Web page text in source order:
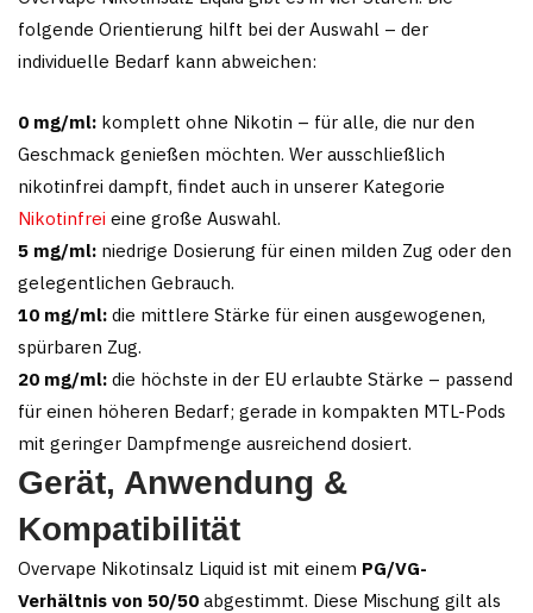
folgende Orientierung hilft bei der Auswahl – der
individuelle Bedarf kann abweichen:
0 mg/ml: komplett ohne Nikotin – für alle, die nur den
Geschmack genießen möchten. Wer ausschließlich
nikotinfrei dampft, findet auch in unserer Kategorie
Nikotinfrei eine große Auswahl.
5 mg/ml: niedrige Dosierung für einen milden Zug oder den
gelegentlichen Gebrauch.
10 mg/ml: die mittlere Stärke für einen ausgewogenen,
spürbaren Zug.
20 mg/ml: die höchste in der EU erlaubte Stärke – passend
für einen höheren Bedarf; gerade in kompakten MTL-Pods
mit geringer Dampfmenge ausreichend dosiert.
Gerät, Anwendung &
Kompatibilität
Overvape Nikotinsalz Liquid ist mit einem PG/VG-
Verhältnis von 50/50 abgestimmt. Diese Mischung gilt als